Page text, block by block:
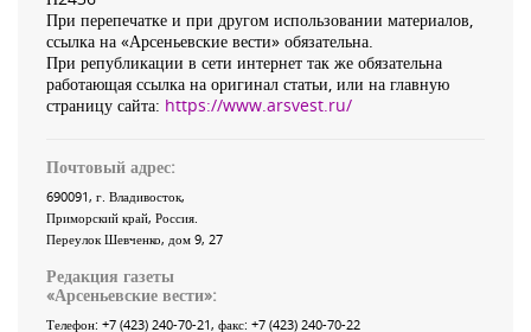
При перепечатке и при другом использовании материалов,
ссылка на «Арсеньевские вести» обязательна.
При републикации в сети интернет так же обязательна
работающая ссылка на оригинал статьи, или на главную
страницу сайта: https://www.arsvest.ru/
Почтовый адрес:
690091, г. Владивосток,
Приморский край, Россия
Переулок Шевченко, дом 9, 27
Редакция газеты
«Арсеньевские вести»:
Телефон: +7 (423) 240-70-21, факс: +7 (423) 240-70-22